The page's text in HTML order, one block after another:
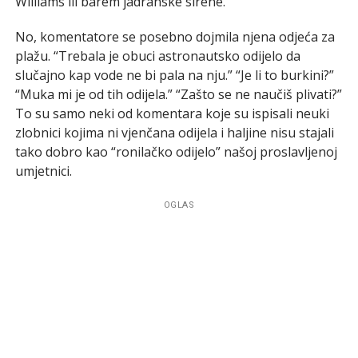
No, komentatore se posebno dojmila njena odjeća za
plažu. “Trebala je obuci astronautsko odijelo da
slučajno kap vode ne bi pala na nju.” “Je li to burkini?”
“Muka mi je od tih odijela.” “Zašto se ne naučiš plivati?”
To su samo neki od komentara koje su ispisali neuki
zlobnici kojima ni vjenčana odijela i haljine nisu stajali
tako dobro kao “ronilačko odijelo” našoj proslavljenoj
umjetnici.
OGLAS